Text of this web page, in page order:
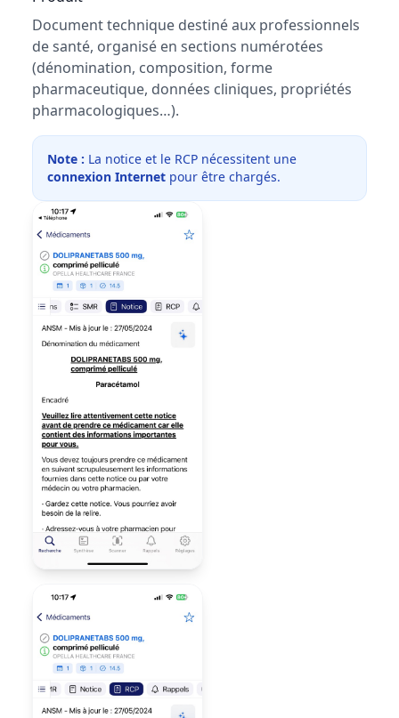
Document technique destiné aux professionnels
de santé, organisé en sections numérotées
(dénomination, composition, forme
pharmaceutique, données cliniques, propriétés
pharmacologiques…).
Note : La notice et le RCP nécessitent une
connexion Internet pour être chargés.